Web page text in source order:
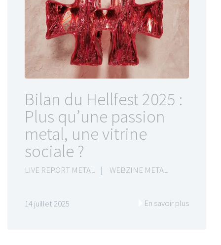
Bilan du Hellfest 2025 :
Plus qu’une passion
metal, une vitrine
sociale ?
LIVE REPORT METAL | WEBZINE METAL
14 juillet 2025 En savoir plus